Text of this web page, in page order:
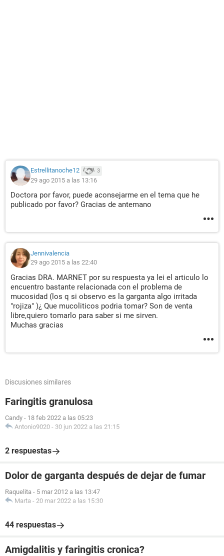
Estrellitanoche12 3
29 ago 2015 a las 13:16
Doctora por favor, puede aconsejarme en el tema que he
publicado por favor? Gracias de antemano
Jennivalencia
29 ago 2015 a las 22:40
Gracias DRA. MARNET por su respuesta ya lei el articulo lo
encuentro bastante relacionada con el problema de
mucosidad (los q si observo es la garganta algo irritada
"rojiza" )¿ Que mucoliticos podria tomar? Son de venta
libre,quiero tomarlo para saber si me sirven.
Muchas gracias
Discusiones similares
Faringitis granulosa
Candy - 18 feb 2022 a las 05:23
Antonio9020 - 30 jun 2022 a las 21:15
2 respuestas
Dolor de garganta después de dejar de fumar
Raquelita - 5 mar 2012 a las 13:47
Marta - 20 mar 2022 a las 15:30
44 respuestas
Amigdalitis y faringitis cronica?